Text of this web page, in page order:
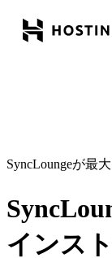
SyncLoungeが最
インス